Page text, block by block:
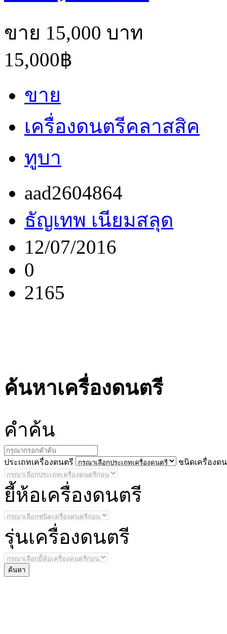
ขาย 15,000 บาท
15,000฿
ขาย
เครื่องดนตรีคลาสสิค
ทูบา
aad2604864
ธัญเทพ เนียมสลุด
12/07/2016
0
2165
ค้นหาเครื่องดนตรี
คำค้น
ประเถทเครื่องดนตรี ชนิดเครื่องด
ยี้ห้อเครื่องดนตรี
รุ่นเครื่องดนตรี